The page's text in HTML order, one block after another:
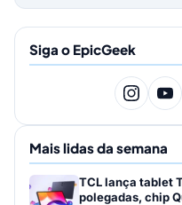
Siga o EpicGeek
Mais lidas da semana
TCL lança tablet
polegadas, chip